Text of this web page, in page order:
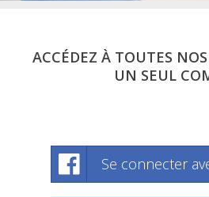
ACCÉDEZ À TOUTES
UN SEUL
Se connecter